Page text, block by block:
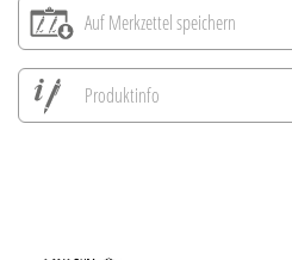
Auf Merkzettel speichern
Produktinfo